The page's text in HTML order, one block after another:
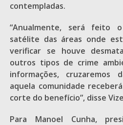
contempladas.
“Anualmente, será feito
satélite das áreas onde
verificar se houve
outros tipos de crime
informações, cruzaremos
aquela comunidade
corte do benefício”, disse
Para Manoel Cunha,